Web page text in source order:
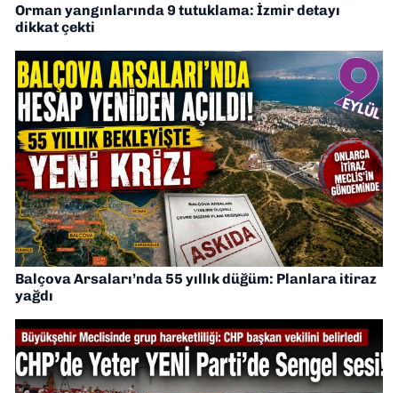
Orman yangınlarında 9 tutuklama: İzmir detayı
dikkat çekti
Balçova Arsaları’nda 55 yıllık düğüm: Planlara itiraz
yağdı